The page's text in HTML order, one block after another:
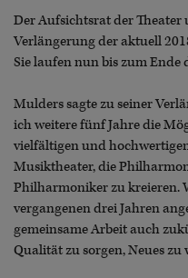
Der Aufsichtsrat der Theater
Verlängerung der aktuell
Sie laufen nun bis zum Ende
Mulders sagte zu seiner
ich weitere fünf Jahre die
vielfältigen und
Musiktheater, die
Philharmoniker zu kreieren.
vergangenen drei Jahren
gemeinsame Arbeit auch
Qualität zu sorgen, Neues zu